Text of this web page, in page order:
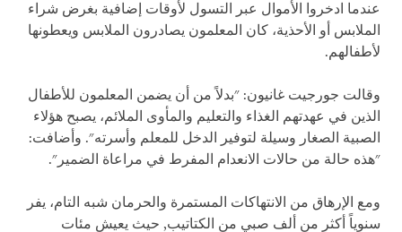
عندما ادخروا الأموال عبر التسول لأوقات إضافية بغرض شراء
الملابس أو الأحذية، كان المعلمون يصادرون الملابس ويعطونها
لأطفالهم.
وقالت جورجيت غانيون: "بدلاً من أن يضمن المعلمون للأطفال
الذين في عهدتهم الغذاء والتعليم والمأوى الملائم، يصبح هؤلاء
الصبية الصغار وسيلة لتوفير الدخل للمعلم وأسرته". وأضافت:
"هذه حالة من حالات الانعدام المفرط في مراعاة الضمير".
ومع الإرهاق من الانتهاكات المستمرة والحرمان شبه التام، يفر
سنوياً أكثر من ألف صبي من الكتاتيب, حيث يعيش مئات